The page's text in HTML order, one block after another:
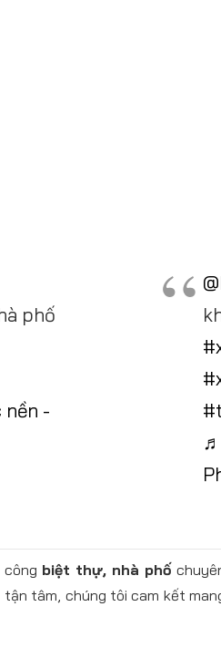
phố
-
♬
biệt thự, nhà phố
tâm, chúng tôi cam kết